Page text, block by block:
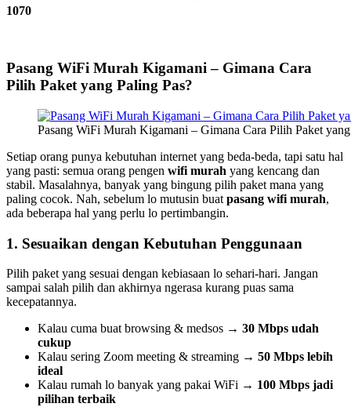
1070
Pasang WiFi Murah Kigamani – Gimana Cara
Pilih Paket yang Paling Pas?
Pasang WiFi Murah Kigamani – Gimana Cara Pilih Paket
Setiap orang punya kebutuhan internet yang beda-beda, tapi satu hal
yang pasti: semua orang pengen wifi murah yang kencang dan
stabil. Masalahnya, banyak yang bingung pilih paket mana yang
paling cocok. Nah, sebelum lo mutusin buat pasang wifi murah,
ada beberapa hal yang perlu lo pertimbangin.
1. Sesuaikan dengan Kebutuhan Penggunaan
Pilih paket yang sesuai dengan kebiasaan lo sehari-hari. Jangan
sampai salah pilih dan akhirnya ngerasa kurang puas sama
kecepatannya.
Kalau cuma buat browsing & medsos → 30 Mbps udah
cukup
Kalau sering Zoom meeting & streaming → 50 Mbps lebih
ideal
Kalau rumah lo banyak yang pakai WiFi → 100 Mbps jadi
pilihan terbaik